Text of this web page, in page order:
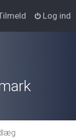
Log ind